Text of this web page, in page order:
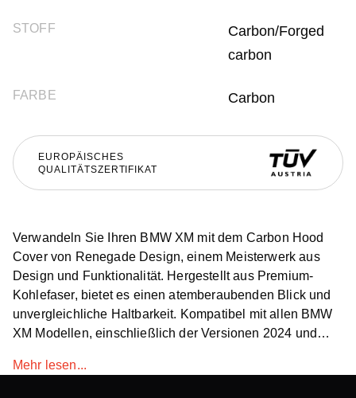
STOFF
Carbon/Forged
carbon
FARBE Carbon
EUROPÄISCHES
QUALITÄTSZERTIFIKAT
Verwandeln Sie Ihren BMW XM mit dem Carbon Hood
Cover von Renegade Design, einem Meisterwerk aus
Design und Funktionalität. Hergestellt aus Premium-
Kohlefaser, bietet es einen atemberaubenden Blick und
unvergleichliche Haltbarkeit. Kompatibel mit allen BMW
XM Modellen, einschließlich der Versionen 2024 und
einzigartiges und luxuriöses Upgrade suchen. Diese
Mehr lesen...